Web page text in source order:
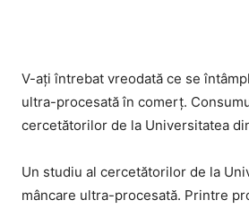
V-ați întrebat vreodată ce se
ultra-procesată în comerț.
cercetătorilor de la Universitatea
Un studiu al cercetătorilor de la
mâncare ultra-procesată. Printre